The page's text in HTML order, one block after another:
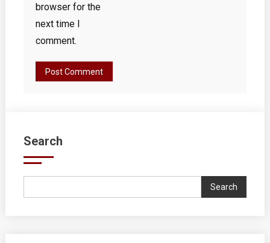
browser for the
next time I
comment.
Search
Search